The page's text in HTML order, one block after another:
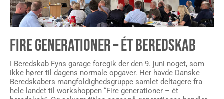
FIRE GENERATIONER – ÉT BEREDSKAB
I Beredskab Fyns garage foregik der den 9. juni noget, som
ikke hører til dagens normale opgaver. Her havde Danske
Beredskabers mangfoldighedsgruppe samlet deltagere fra
hele landet til workshoppen “Fire generationer – ét